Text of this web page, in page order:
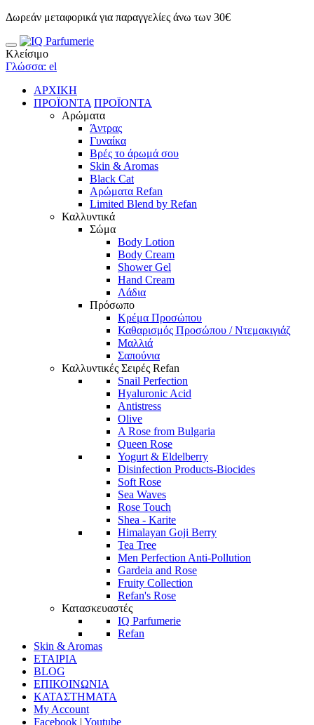
Δωρεάν μεταφορικά για παραγγελίες άνω των 30€
Κλείσιμο
Γλώσσα: el
ΑΡΧΙΚΗ
ΠΡΟΪΟΝΤΑ ΠΡΟΪΟΝΤΑ
Αρώματα
Άντρας
Γυναίκα
Βρές το άρωμά σου
Skin & Aromas
Black Cat
Αρώματα Refan
Limited Blend by Refan
Καλλυντικά
Σώμα
Body Lotion
Body Cream
Shower Gel
Hand Cream
Λάδια
Πρόσωπο
Κρέμα Προσώπου
Καθαρισμός Προσώπου / Ντεμακιγιάζ
Μαλλιά
Σαπούνια
Καλλυντικές Σειρές Refan
Snail Perfection
Hyaluronic Acid
Antistress
Olive
A Rose from Bulgaria
Queen Rose
Yogurt & Eldelberry
Disinfection Products-Biocides
Soft Rose
Sea Waves
Rose Touch
Shea - Karite
Himalayan Goji Berry
Tea Tree
Men Perfection Anti-Pollution
Gardeia and Rose
Fruity Collection
Refan's Rose
Κατασκευαστές
IQ Parfumerie
Refan
Skin & Aromas
ΕΤΑΙΡΙΑ
BLOG
ΕΠΙΚΟΙΝΩΝΙΑ
ΚΑΤΑΣΤΗΜΑΤΑ
My Account
Facebook | Youtube